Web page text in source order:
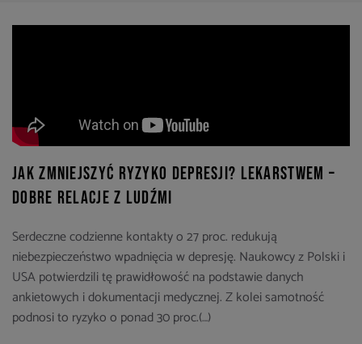
Jak zmniejszyć ryzyko depresji? Lekarstwem –
dobre relacje z ludźmi
Serdeczne codzienne kontakty o 27 proc. redukują
niebezpieczeństwo wpadnięcia w depresję. Naukowcy z Polski i
USA potwierdzili tę prawidłowość na podstawie danych
ankietowych i dokumentacji medycznej. Z kolei samotność
podnosi to ryzyko o ponad 30 proc.(…)